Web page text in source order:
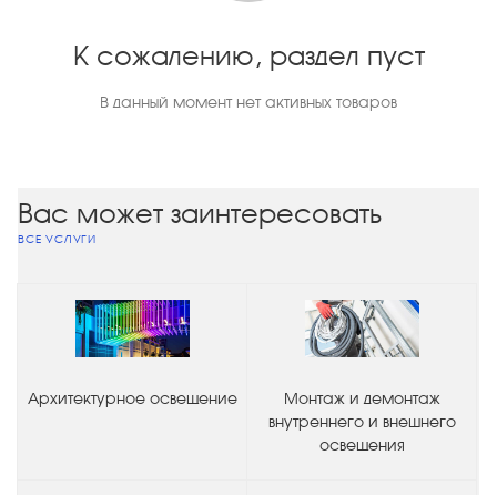
К сожалению, раздел пуст
В данный момент нет активных товаров
Вас может заинтересовать
ВСЕ УСЛУГИ
Архитектурное освещение
Монтаж и демонтаж
внутреннего и внешнего
освещения